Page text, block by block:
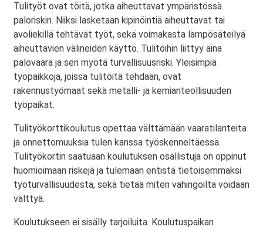
Tulityöt ovat töitä, jotka aiheuttavat ympäristössä
paloriskin. Niiksi lasketaan kipinöintiä aiheuttavat tai
avoliekillä tehtävät työt, sekä voimakasta lämpösäteilyä
aiheuttavien välineiden käyttö. Tulitöihin liittyy aina
palovaara ja sen myötä turvallisuusriski. Yleisimpiä
työpaikkoja, joissa tulitöitä tehdään, ovat
rakennustyömaat sekä metalli- ja kemianteollisuuden
työpaikat.
Tulityökorttikoulutus opettaa välttämään vaaratilanteita
ja onnettomuuksia tulen kanssa työskenneltäessä.
Tulityökortin saatuaan koulutuksen osallistuja on oppinut
huomioimaan riskejä ja tulemaan entistä tietoisemmaksi
työturvallisuudesta, sekä tietää miten vahingoilta voidaan
välttyä.
Koulutukseen ei sisälly tarjoiluita. Koulutuspaikan